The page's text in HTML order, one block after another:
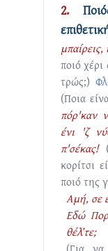
2.
ποιό
τρώς;)
(Ποια
πόρ'καν
ένι 'ζ
π'σέκας!
κορίτσι
ποιό της
Αμή, σε
Εδώ
θέλ’τε;